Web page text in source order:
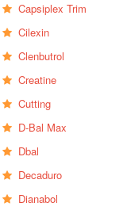
Capsiplex Trim
Cilexin
Clenbutrol
Creatine
Cutting
D-Bal Max
Dbal
Decaduro
Dianabol